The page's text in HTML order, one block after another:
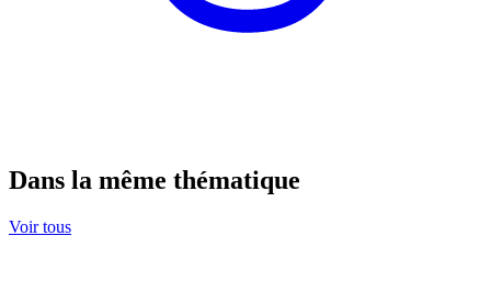
Dans la même thématique
Voir tous